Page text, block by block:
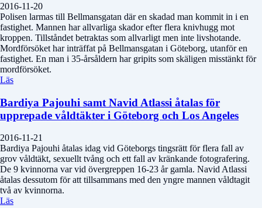
2016-11-20
Polisen larmas till Bellmansgatan där en skadad man kommit in i en
fastighet. Mannen har allvarliga skador efter flera knivhugg mot
kroppen. Tillståndet betraktas som allvarligt men inte livshotande.
Mordförsöket har inträffat på Bellmansgatan i Göteborg, utanför en
fastighet. En man i 35-årsåldern har gripits som skäligen misstänkt för
mordförsöket.
Läs
Bardiya Pajouhi samt Navid Atlassi åtalas för
upprepade våldtäkter i Göteborg och Los Angeles
2016-11-21
Bardiya Pajouhi åtalas idag vid Göteborgs tingsrätt för flera fall av
grov våldtäkt, sexuellt tvång och ett fall av kränkande fotografering.
De 9 kvinnorna var vid övergreppen 16-23 år gamla. Navid Atlassi
åtalas dessutom för att tillsammans med den yngre mannen våldtagit
två av kvinnorna.
Läs